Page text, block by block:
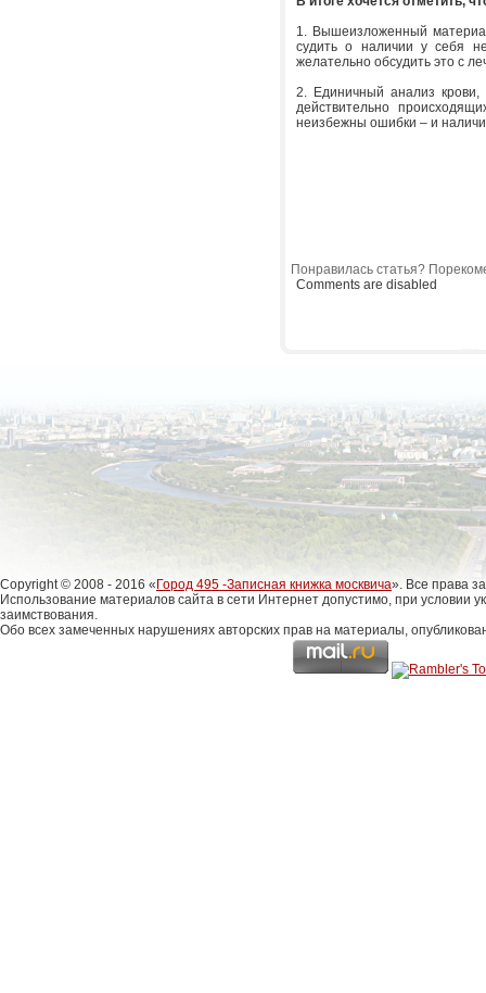
1. Вышеизложенный
судить о наличии у себя
желательно обсудить это с
2. Единичный анализ
действительно
неизбежны ошибки – и
Понравилась статья?
Comments are disabled
Copyright © 2008 - 2016 « Город 495 -Записная книжка москвича». Все права
Использование материалов сайта в сети Интернет допустимо, при условии
заимствования.
Обо всех замеченных нарушениях авторских прав на материалы,